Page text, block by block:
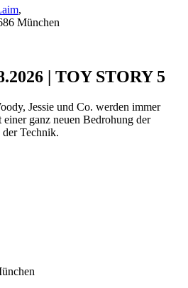
,
München
| TOY STORY 5
Jessie und Co. werden immer
ganz neuen Bedrohung der
Technik.